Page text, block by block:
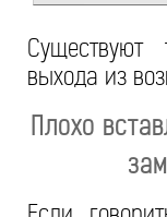
выхода из
Плохо